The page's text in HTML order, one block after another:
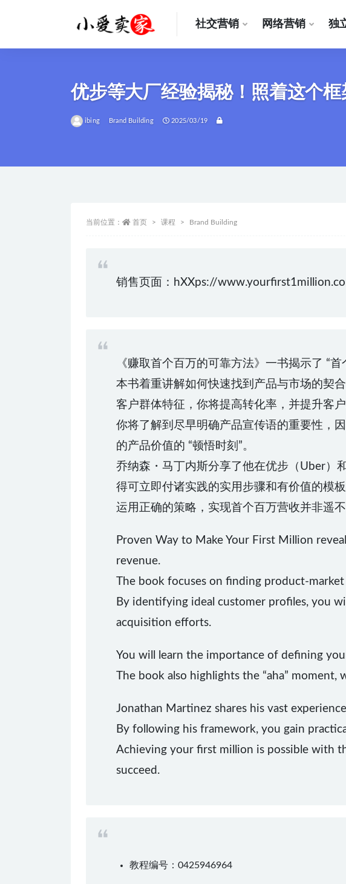
社交营销 网络营销 独
优步等大厂经验揭秘！照着这个
ibing Brand Building 2025/03/19
当前位置： 首页 课程 Brand Building
销售页面：hXXps://
《赚取首个百万的可靠方法》一书揭示了 “
本书着重讲解如何快速找到产品与市场的契
客户群体特征，你将提高转化率，并提升客户
你将了解到尽早明确产品宣传语的重要性，
的产品价值的 “顿悟时刻”。
乔纳森・马丁内斯分享了他在优步（Uber）
得可立即付诸实践的实用步骤和有价值的模板
运用正确的策略，实现首个百万营收并非遥
Proven Way to Make Your First Million
revenue.
The book focuses on finding product-
By identifying ideal customer profiles, you
acquisition efforts.
You will learn the importance of defining
The book also highlights the “aha”
Jonathan Martinez shares his vast
By following his framework, you gain
Achieving your first million is possible with
succeed.
教程编号：0425946964